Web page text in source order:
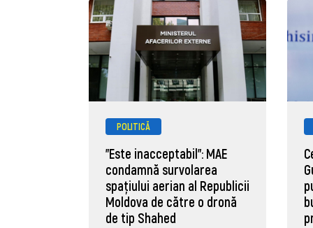
POLITICĂ
"Este inacceptabil": MAE
condamnă survolarea
spațiului aerian al Republicii
Moldova de către o dronă
de tip Shahed